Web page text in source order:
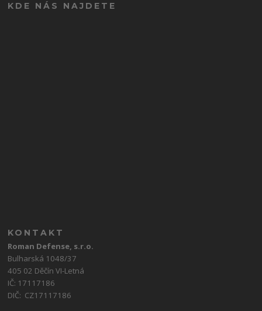
KDE NÁS NAJDETE
KONTAKT
Roman Defense, s.r.o.
Bulharská 1048/37
405 02 Děčín VI-Letná
IČ: 17117186
DIČ: CZ17117186